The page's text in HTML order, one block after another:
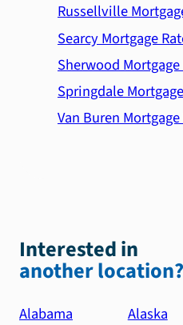
Russellville
Searcy Mortgage
Sherwood Mortgage
Springdale
Van Buren Mortgage
Interested in
another location?
Alabama Alaska